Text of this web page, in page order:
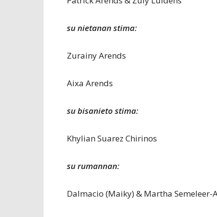
su nietanan stima:
Zurainy Arends
Aixa Arends
su bisanieto stima:
Khylian Suarez Chirinos
su rumannan:
Dalmacio (Maiky) & Martha Semeleer-